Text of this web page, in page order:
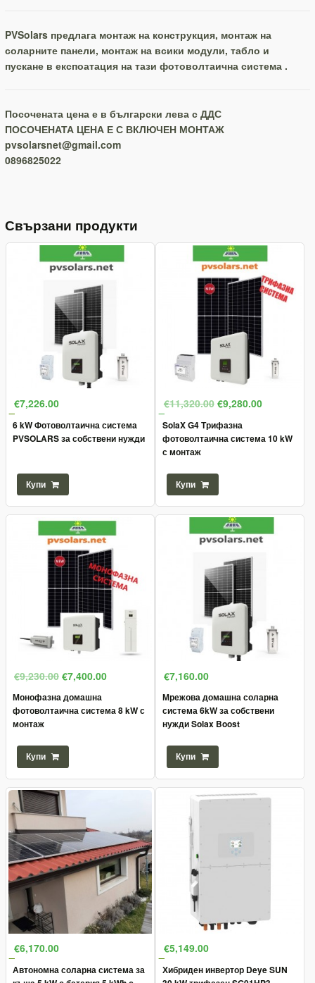
PVSolars предлага монтаж на конструкция, монтаж на
соларните панели, монтаж на всики модули, табло и
пускане в експоатация на тази фотоволтаична система .
Посочената цена е в български лева с ДДС
ПОСОЧЕНАТА ЦЕНА Е С ВКЛЮЧЕН МОНТАЖ
pvsolarsnet@gmail.com
0896825022
Свързани продукти
€7,226.00
6 kW Фотоволтаична система
PVSOLARS за собствени нужди
Купи
€11,320.00 €9,280.00
SolaX G4 Трифазна
фотоволтаична система 10 kW
с монтаж
Купи
€9,230.00 €7,400.00
Монофазна домашна
фотоволтаична система 8 kW с
монтаж
Купи
€7,160.00
Мрежова домашна соларна
система 6kW за собствени
нужди Solax Boost
Купи
€6,170.00
Автономна соларна система за
€5,149.00
Хибриден инвертор Deye SUN